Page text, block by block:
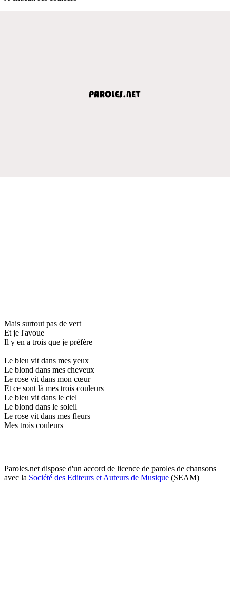
Mais surtout pas de vert
Et je l'avoue
Il y en a trois que je préfère
Le bleu vit dans mes yeux
Le blond dans mes cheveux
Le rose vit dans mon cœur
Et ce sont là mes trois couleurs
Le bleu vit dans le ciel
Le blond dans le soleil
Le rose vit dans mes fleurs
Mes trois couleurs
Paroles.net dispose d'un accord de licence de paroles de chansons
avec la Société des Editeurs et Auteurs de Musique (SEAM)